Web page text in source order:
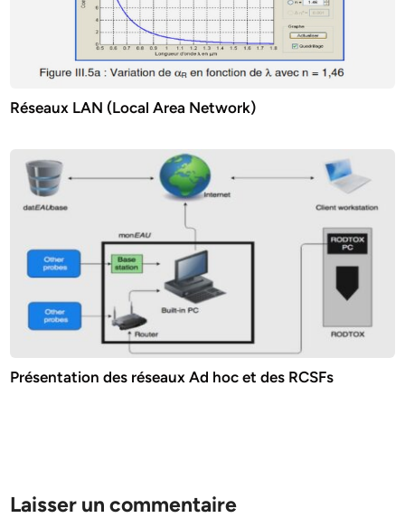
Réseaux LAN (Local Area Network)
Présentation des réseaux Ad hoc et des RCSFs
Laisser un commentaire